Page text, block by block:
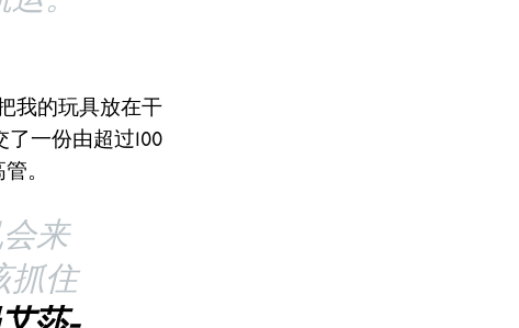
我的玩具放在干
一份由超过100
。
来
抓住